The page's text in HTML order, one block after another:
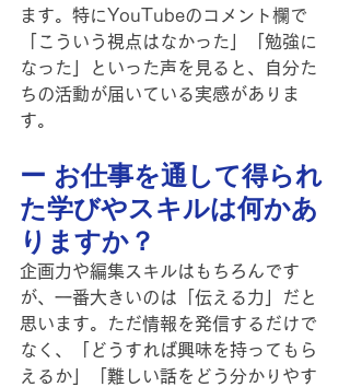
ます。特にYouTubeのコメント欄で
「こういう視点はなかった」「勉強に
なった」といった声を見ると、自分た
ちの活動が届いている実感がありま
す。
ー お仕事を通して得られ
た学びやスキルは何かあ
りますか？
企画力や編集スキルはもちろんです
が、一番大きいのは「伝える力」だと
思います。ただ情報を発信するだけで
なく、「どうすれば興味を持ってもら
えるか」「難しい話をどう分かりやす